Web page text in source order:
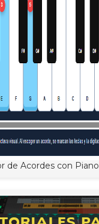
de Acordes con Piano